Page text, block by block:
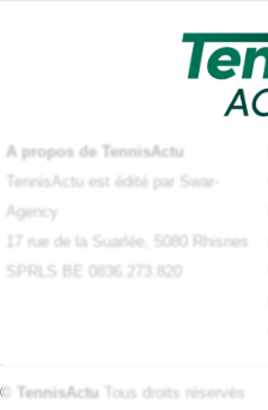
A propos de TennisActu
TennisActu est édité par Swar-
Agency
17 rue de la Suarlée, 5080 Rhisnes
SPRLS BE 0836.273.820
© TennisActu Tous droits réservés